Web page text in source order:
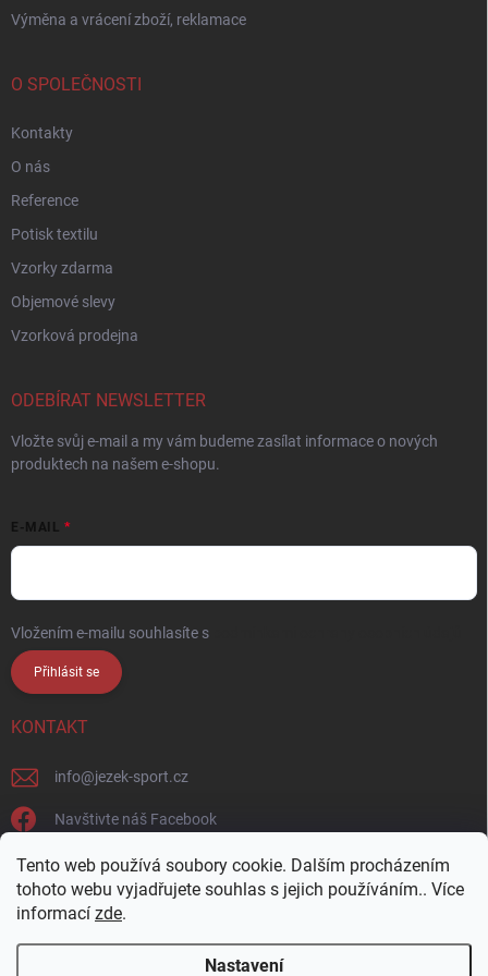
Tento web používá soubory cookie. Dalším procházením
tohoto webu vyjadřujete souhlas s jejich používáním.. Více
informací zde.
Nastavení
Výměna a vrácení zboží, reklamace
O SPOLEČNOSTI
Kontakty
O nás
Reference
Potisk textilu
Vzorky zdarma
Objemové slevy
Vzorková prodejna
ODEBÍRAT NEWSLETTER
Vložte svůj e-mail a my vám budeme zasílat informace o nových
produktech na našem e-shopu.
E-MAIL
Vložením e-mailu souhlasíte s
Přihlásit se
KONTAKT
info@jezek-sport.cz
Navštivte náš Facebook
jezek_sport_np/